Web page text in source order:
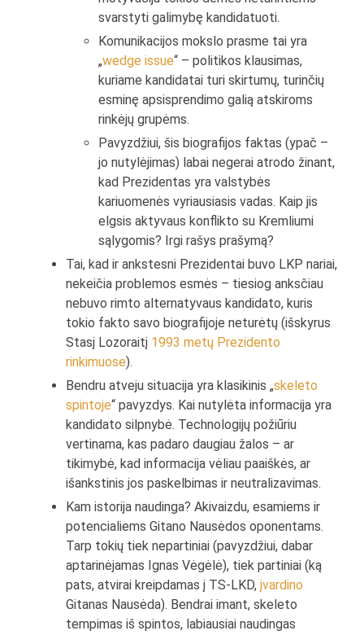
svarstyti galimybę kandidatuoti.
Komunikacijos mokslo prasme tai yra
„wedge issue“ – politikos klausimas,
kuriame kandidatai turi skirtumų, turinčių
esminę apsisprendimo galią atskiroms
rinkėjų grupėms.
Pavyzdžiui, šis biografijos faktas (ypač –
jo nutylėjimas) labai negerai atrodo žinant,
kad Prezidentas yra valstybės
kariuomenės vyriausiasis vadas. Kaip jis
elgsis aktyvaus konflikto su Kremliumi
sąlygomis? Irgi rašys prašymą?
Tai, kad ir ankstesni Prezidentai buvo LKP nariai,
nekeičia problemos esmės – tiesiog anksčiau
nebuvo rimto alternatyvaus kandidato, kuris
tokio fakto savo biografijoje neturėtų (išskyrus
Stasį Lozoraitį 1993 metų Prezidento
rinkimuose).
Bendru atveju situacija yra klasikinis „skeleto
spintoje“ pavyzdys. Kai nutylėta informacija yra
kandidato silpnybė. Technologijų požiūriu
vertinama, kas padaro daugiau žalos – ar
tikimybė, kad informacija vėliau paaiškės, ar
išankstinis jos paskelbimas ir neutralizavimas.
Kam istorija naudinga? Akivaizdu, esamiems ir
potencialiems Gitano Nausėdos oponentams.
Tarp tokių tiek nepartiniai (pavyzdžiui, dabar
aptarinėjamas Ignas Vėgėlė), tiek partiniai (ką
pats, atvirai kreipdamas į TS-LKD,įvardino
Gitanas Nausėda). Bendrai imant, skeleto
tempimas iš spintos, labiausiai naudingas